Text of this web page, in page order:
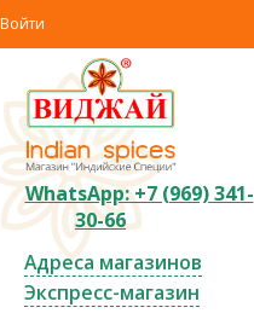
Войти
WhatsApp: +7 (969) 341-
30-66
Адреса магазинов
Экспресс-магазин